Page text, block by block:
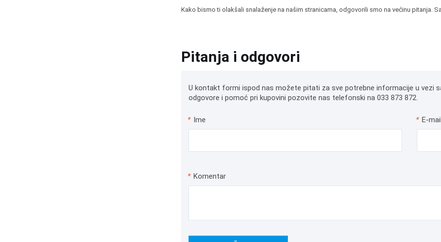
Kako bismo ti olakšali snalaženje na našim stranicama, odgovorili smo na većinu pitanja.
Pitanja i odgovori
U kontakt formi ispod nas možete pitati za sve potrebne informacije u vezi
odgovore i pomoć pri kupovini pozovite nas telefonski na 033 873 872.
* Ime * E-mail
* Komentar